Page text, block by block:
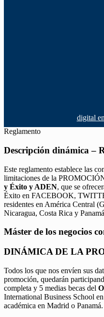
digital
Reglamento
Descripción dinámica –
Este reglamento establece las
limitaciones de la
y Éxito y ADEN, que se
Éxito en FACEBOOK,
residentes en América Central
Nicaragua, Costa Rica y
Máster de los negocios
DINÁMICA DE LA
Todos los que nos envíen sus
promoción, quedarán
completa y 5 medias becas del
International Business School
académica en Madrid o